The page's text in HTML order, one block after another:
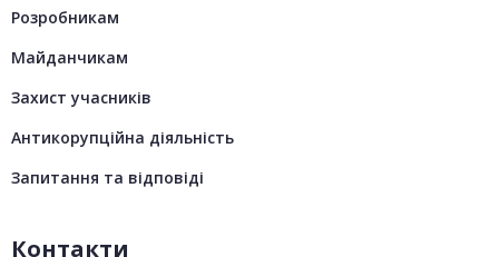
Розробникам
Майданчикам
Захист учасників
Антикорупційна діяльність
Запитання та відповіді
Контакти